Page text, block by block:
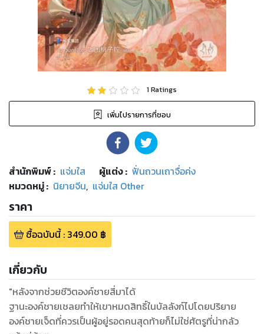
1Ratings
เพิ่มไปรายการที่ชอบ
สำนักพิมพ์: แจ่มใส ผู้แต่ง : ฟั่นถวนเถาจื่อค่ง
หมวดหมู่: นิยายจีน, แจ่มใส Other
ราคา
ซื้อฉบับนี้: 349.00 ฿
เกี่ยวกับ
"หลังจากช่วยชีวิตองค์ชายสี่มาได้
ฐานะองค์ชายเชลยทำให้เขาหมดสิทธิ์ในบัลลังก์ไปโดยปริยาย
องค์ชายเจ็ดที่ควรเป็นผู้อยู่รอดคนสุดท้ายก็ไม่ใช่ศัตรูที่น่ากลัว